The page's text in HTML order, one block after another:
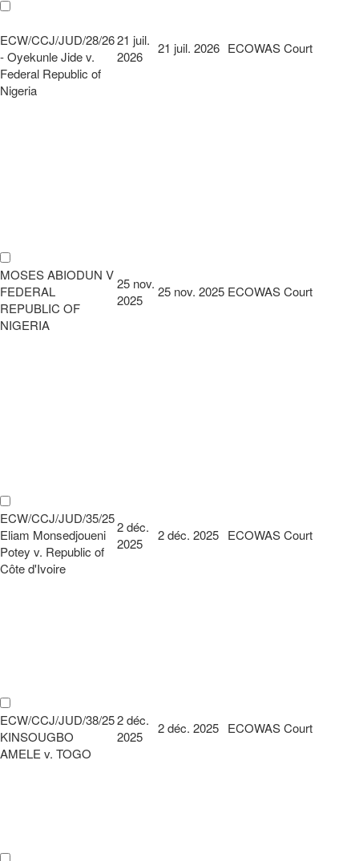
ECW/CCJ/JUD/28/26
- Oyekunle Jide v.
Federal Republic of
Nigeria
21 juil.
2026
21 juil. 2026 ECOWAS Court
MOSES ABIODUN V
FEDERAL
REPUBLIC OF
NIGERIA
25 nov.
2025
25 nov. 2025 ECOWAS Court
ECW/CCJ/JUD/35/25
Eliam Monsedjoueni
Potey v. Republic of
Côte d'Ivoire
2 déc.
2025
2 déc. 2025 ECOWAS Court
ECW/CCJ/JUD/38/25
KINSOUGBO
AMELE v. TOGO
2 déc.
2025
2 déc. 2025 ECOWAS Court